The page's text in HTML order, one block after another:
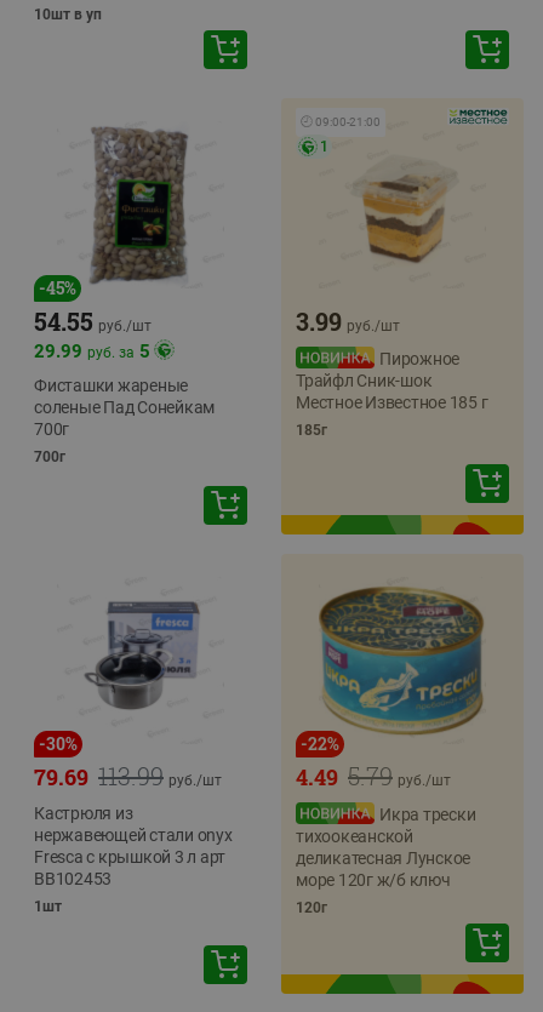
10шт в уп
-45%
54.55 руб./шт
29.99 руб. за 5
Фисташки жареные
соленые Пад Сонейкам
700г
700г
🕘 09:00-21:00
1
3.99 руб./шт
Пирожное
Трайфл Сник-шок
Местное Известное 185 г
185г
-30%
113.99
79.69 руб./шт
Кастрюля из
нержавеющей стали onyx
Fresca с крышкой 3 л арт
BB102453
1шт
-22%
5.79
4.49 руб./шт
Икра трески
тихоокеанской
деликатесная Лунское
море 120г ж/б ключ
120г